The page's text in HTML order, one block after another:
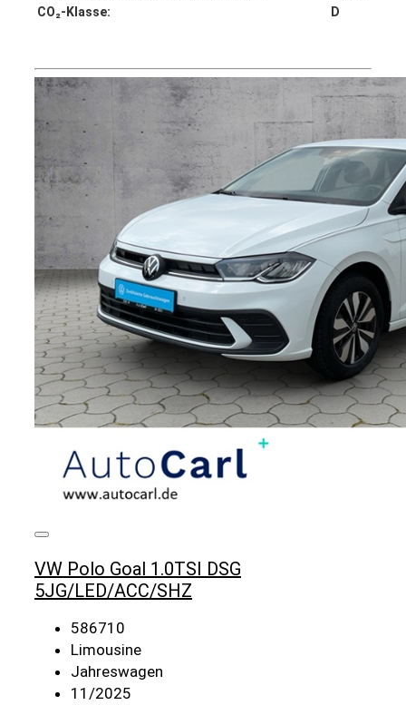
CO₂-Klasse:
D
VW Polo Goal 1.0TSI DSG
5JG/LED/ACC/SHZ
586710
Limousine
Jahreswagen
11/2025